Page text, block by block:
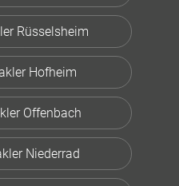
Rüsselsheim
Hofheim
Offenbach
Niederrad